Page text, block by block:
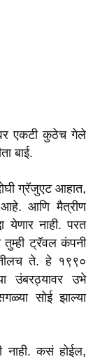
एकटी कुठेच गेले
बाई.
ग्रॅजुएट आहात,
आहे. आणि मैत्रीण
येणार नाही. परत
ट्रॅवल कंपनी
ते. हे १९९०
उंबरठ्यावर उभे
सोई झाल्या
नाही. कसं होईल,